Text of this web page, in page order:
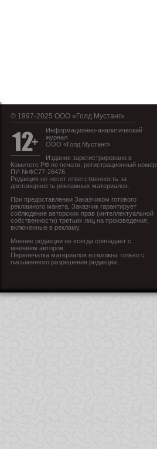
© 1997-2025 OOO «Голд Мустанг»
Информационно-аналитический
журнал
ООО «Голд Мустанг»
Издание зарегистрировано в
Комитете РФ по печати, регистрационный номер
ПИ №ФС77-26476.
Редакция не несет ответственность за
достоверность рекламных материалов.
При предоставлении Заказчиком готового
рекламного макета, Заказчик гарантирует
соблюдение авторских прав (интеллектуальной
собственности) третьих лиц на произведения,
включенные в рекламу.
Мнение редакции не всегда совпадает с
мнением авторов.
Перепечатка материалов возможна только с
письменного разрешения редакции.